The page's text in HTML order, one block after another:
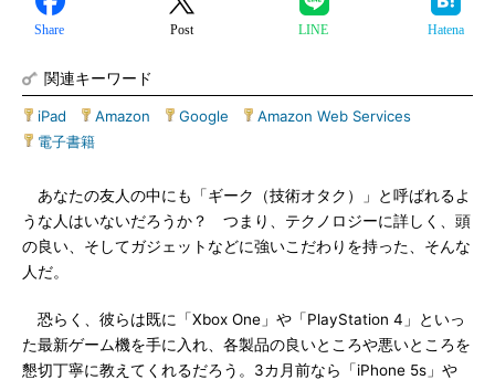
Share Post LINE Hatena
関連キーワード
iPad Amazon Google Amazon Web Services
電子書籍
あなたの友人の中にも「ギーク（技術オタク）」と呼ばれるよ
うな人はいないだろうか？ つまり、テクノロジーに詳しく、頭
の良い、そしてガジェットなどに強いこだわりを持った、そんな
人だ。
恐らく、彼らは既に「Xbox One」や「PlayStation 4」といっ
た最新ゲーム機を手に入れ、各製品の良いところや悪いところを
懇切丁寧に教えてくれるだろう。3カ月前なら「iPhone 5s」や